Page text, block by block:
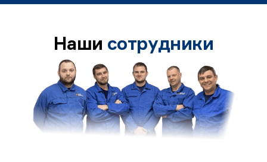
Наши сотрудники